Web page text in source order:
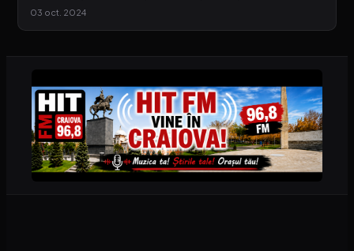
03 oct. 2024